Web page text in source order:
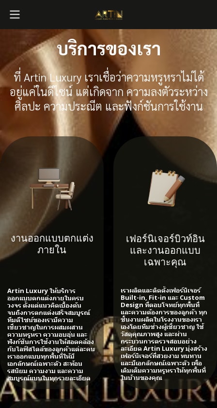
บริการของเรา
ที่ Artin Luxury เราเชื่อว่าความหรูหราไม่ได้
อยู่แค่ในดีไซน์ แต่เกิดจาก ความลงตัวระหว่าง
ศิลปะ ความประณีต และฟังก์ชันการใช้งาน
งานออกแบบตกแต่ง
ภายใน
Artin Luxury ให้บริการ
ออกแบบตกแต่งภายในครบ
วงจร ตั้งแต่แนวคิดเบื้องต้น
จนถึงการตกแต่งเสร็จสมบูรณ์
ทีมดีไซน์ของเรามีความ
เชี่ยวชาญในการผสมผสาน
ความหรูหรา ความอบอุ่น และ
ฟังก์ชันการใช้งานให้สอดคล้อง
กับไลฟ์สไตล์ของลูกค้าแต่ละคน
เราออกแบบทุกพื้นที่ให้มี
เอกลักษณ์เฉพาะตัว สะท้อน
รสนิยม ความงาม และความ
สมบูรณ์แบบในทุกรายละเอียด
เฟอร์นิเจอร์บิวท์อิน
และงานออกแบบ
เฉพาะคุณ
เราผลิตและติดตั้งเฟอร์นิเจอร์
Built-in, Fit-in และ Custom
Design ที่ตอบโจทย์ทุกพื้นที่
และความต้องการของลูกค้า ทุก
ชิ้นงานผลิตในโรงงานของเรา
เองโดยทีมช่างผู้เชี่ยวชาญ ใช้
วัสดุคุณภาพสูง และผ่าน
กระบวนการตรวจสอบอย่าง
ละเอียด Artin Luxury มุ่งสร้าง
เฟอร์นิเจอร์ที่สวยงาม ทนทาน
และมีเอกลักษณ์เฉพาะตัว เพื่อ
เติมเต็มความหรูหราให้ทุกพื้นที่
ในบ้านของคุณ